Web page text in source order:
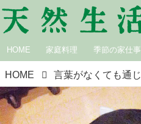
HOME 家庭料理 季節の家仕事
HOME